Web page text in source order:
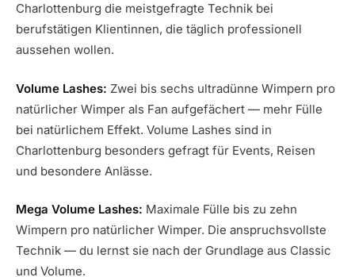
Charlottenburg die meistgefragte Technik bei
berufstätigen Klientinnen, die täglich professionell
aussehen wollen.
Volume Lashes: Zwei bis sechs ultradünne Wimpern pro
natürlicher Wimper als Fan aufgefächert — mehr Fülle
bei natürlichem Effekt. Volume Lashes sind in
Charlottenburg besonders gefragt für Events, Reisen
und besondere Anlässe.
Mega Volume Lashes: Maximale Fülle bis zu zehn
Wimpern pro natürlicher Wimper. Die anspruchsvollste
Technik — du lernst sie nach der Grundlage aus Classic
und Volume.